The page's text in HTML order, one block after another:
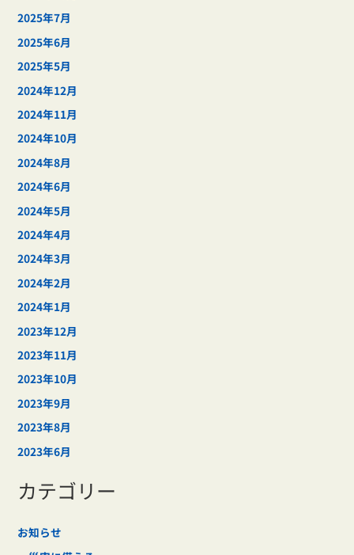
2025年7月
2025年6月
2025年5月
2024年12月
2024年11月
2024年10月
2024年8月
2024年6月
2024年5月
2024年4月
2024年3月
2024年2月
2024年1月
2023年12月
2023年11月
2023年10月
2023年9月
2023年8月
2023年6月
カテゴリー
お知らせ